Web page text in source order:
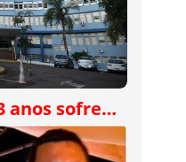
anos sofre…